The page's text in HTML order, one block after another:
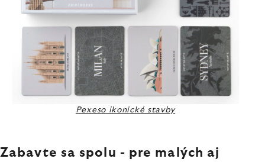
Pexeso ikonické stavby
Zabavte sa spolu - pre malých aj